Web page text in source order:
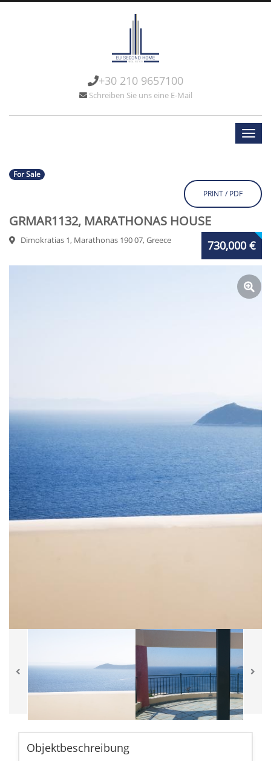
+30 210 9657100
Schreiben Sie uns eine E-Mail
For Sale
PRINT / PDF
GRMAR1132, MARATHONAS HOUSE
730,000 €
Dimokratias 1, Marathonas 190 07, Greece
Objektbeschreibung